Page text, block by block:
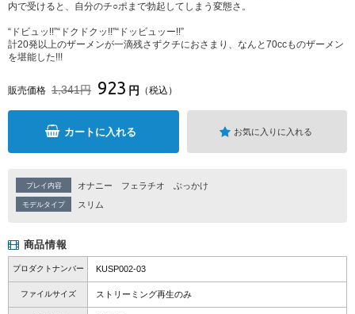
内で受けると、自分のチ○ポまで勃起してしまう変態さ。
“ドビュッ!!”“ドクドクッ!!”“ドッビュッー!!”
計20発以上のザーメンが一滴残さずクチにおさまり、なんと70ccものザーメン
を堪能した!!!
販売価格 1,341円 923 円 （税込）
カートに入れる お気に入りに入れる
プレイ内容 オナニー フェラチオ ぶっかけ
モデルタイプ スリム
商品情報
プロダクトナンバー KUSP002-03
ファイルサイズ ストリーミング再生のみ